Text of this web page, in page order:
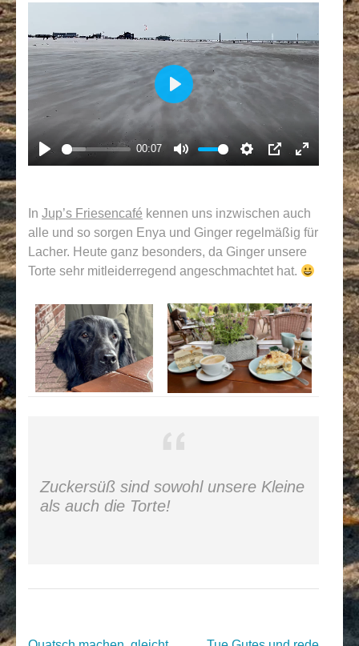
PLAY
00:07
MUTE SETTINGS
PIP ENTER
PLAY
In Jup’s Friesencafé kennen uns inzwischen auch
alle und so sorgen Enya und Ginger regelmäßig für
Lacher. Heute ganz besonders, da Ginger unsere
Torte sehr mitleiderregend angeschmachtet hat.
Zuckersüß sind sowohl unsere Kleine
als auch die Torte!